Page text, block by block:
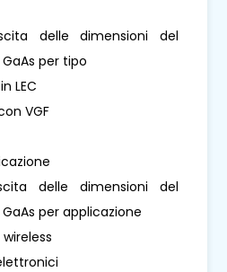
delle dimensioni del
per tipo
LEC
VGF
delle dimensioni del
per applicazione